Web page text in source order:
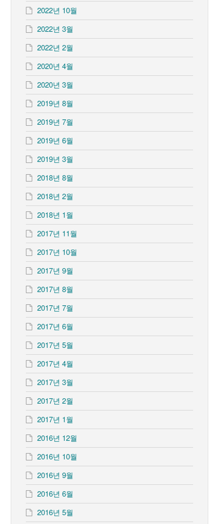
2022년 10월
2022년 3월
2022년 2월
2020년 4월
2020년 3월
2019년 8월
2019년 7월
2019년 6월
2019년 3월
2018년 8월
2018년 2월
2018년 1월
2017년 11월
2017년 10월
2017년 9월
2017년 8월
2017년 7월
2017년 6월
2017년 5월
2017년 4월
2017년 3월
2017년 2월
2017년 1월
2016년 12월
2016년 10월
2016년 9월
2016년 6월
2016년 5월